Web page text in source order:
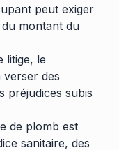
peut exiger
montant du
litige, le
des
préjudices subis
de plomb est
sanitaire, des